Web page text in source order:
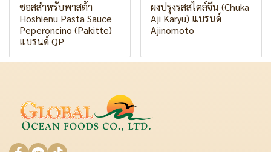
ซอสสำหรับพาสต้า
Hoshienu Pasta Sauce
Peperoncino (Pakitte)
แบรนด์ QP
ผงปรุงรสสไตล์จีน (Chuka
Aji Karyu) แบรนด์
Ajinomoto